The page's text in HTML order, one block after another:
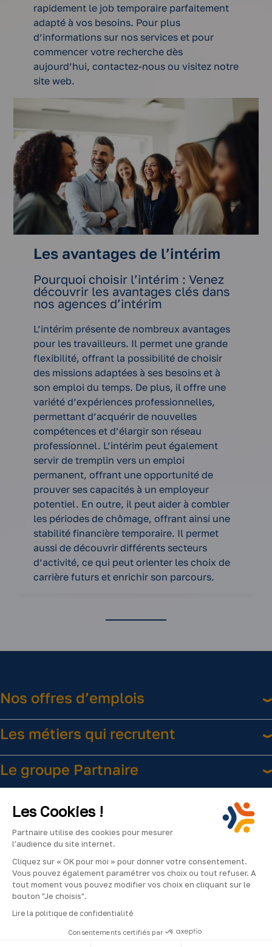
rapidement le job temporaire parfaitement
adapté à vos besoins. Pour plus
d’informations sur nos services et pour
commencer votre recherche dès
aujourd’hui, contactez-nous ou visitez notre
site web.
Les avantages de l’intérim
Pourquoi choisir l’intérim : Venez
découvrir les avantages clés dans
nos agences d’intérim
L’intérim présente de nombreux avantages
pour les travailleurs. Il permet une grande
flexibilité, offrant la possibilité de choisir
des missions adaptées à ses besoins et à
son emploi du temps. De plus, il offre une
variété d’expériences professionnelles,
permettant d’acquérir de nouvelles
compétences et d’élargir son réseau
professionnel. L’intérim peut également
servir de tremplin vers un emploi
permanent, offrant une opportunité de
prouver ses capacités à un employeur
potentiel. En outre, il peut aider à combler
les périodes de chômage, offrant ainsi une
stabilité financière temporaire. Il permet
aussi de découvrir différents secteurs
d’activité, ce qui peut orienter les choix de
carrière futurs et enrichir son parcours.
Nos offres d’emplois
Les métiers qui recrutent
Le groupe Partnaire
Liens utiles
©Partnaire
Facebook
Instagram
Les Cookies !
Partnaire utilise des cookies pour mesurer
l’audience du site internet.
Cliquez sur « OK pour moi » pour donner votre consentement.
Vous pouvez également paramétrer vos choix ou tout refuser. A
tout moment vous pouvez modifier vos choix en cliquant sur le
bouton "Je choisis".
Lire la politique de confidentialité
Consentements certifiés par